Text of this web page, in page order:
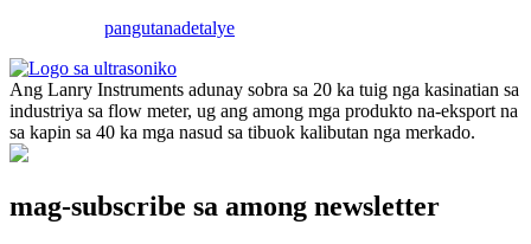
pangutanadetalye
Ang Lanry Instruments adunay sobra sa 20 ka tuig nga kasinatian sa
industriya sa flow meter, ug ang among mga produkto na-eksport na
sa kapin sa 40 ka mga nasud sa tibuok kalibutan nga merkado.
mag-subscribe sa among newsletter